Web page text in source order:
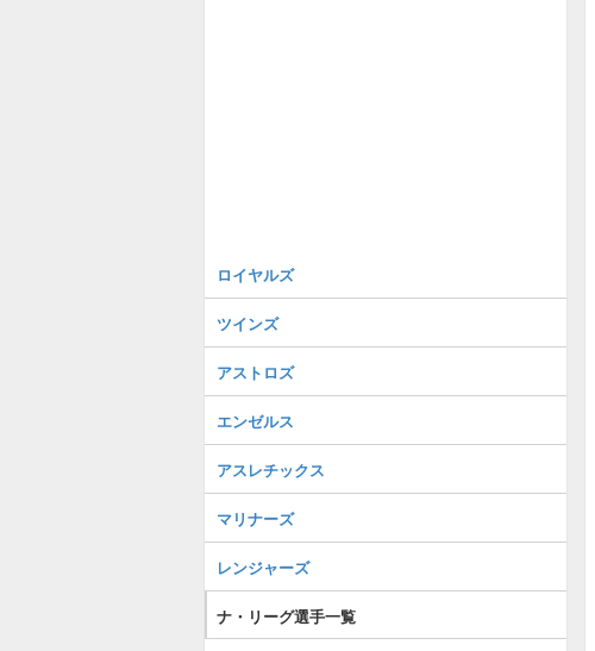
ロイヤルズ
ツインズ
アストロズ
エンゼルス
アスレチックス
マリナーズ
レンジャーズ
ナ・リーグ選手一覧